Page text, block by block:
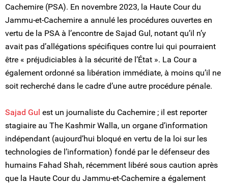
Cachemire (PSA). En novembre 2023, la Haute Cour du
Jammu-et-Cachemire a annulé les procédures ouvertes en
vertu de la PSA à l’encontre de Sajad Gul, notant qu’il n’y
avait pas d’allégations spécifiques contre lui qui pourraient
être « préjudiciables à la sécurité de l’État ». La Cour a
également ordonné sa libération immédiate, à moins qu’il ne
soit recherché dans le cadre d’une autre procédure pénale.
Sajad Gul est un journaliste du Cachemire ; il est reporter
stagiaire au The Kashmir Walla, un organe d’information
indépendant (aujourd’hui bloqué en vertu de la loi sur les
technologies de l’information) fondé par le défenseur des
humains Fahad Shah, récemment libéré sous caution après
que la Haute Cour du Jammu-et-Cachemire a également